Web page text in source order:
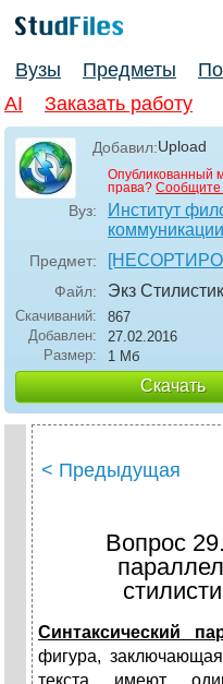
Вузы Предметы
AI
Заказать работу
Добавил:Upload
Опубликованный
права? Сообщите
Вуз:
Институт
Предмет:
Файл: Экз
Скачиваний:
867
Добавлен:
27.02.2016
Размер:
1 Мб
Скачать
< Предыдущая
Вопрос
Синтаксический
фигура,